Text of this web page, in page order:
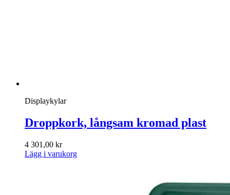
Displaykylar
Droppkork, långsam kromad plast
4 301,00 kr
Lägg i varukorg